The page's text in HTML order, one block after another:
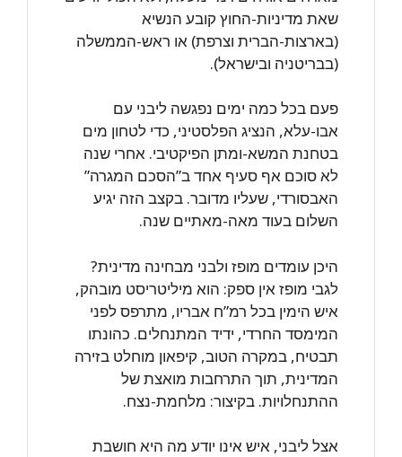
שאת מדיניות-החוץ קובע הנשיא
(בארצות-הברית וצרפת) או ראש-הממשלה
(בבריטניה ובישראל).
פעם בכל כמה ימים נפגשה ליבני עם
אבו-עלא, הנציג הפלסטיני, כדי לטחון מים
בטחנת המשא-ומתן הפיקטיבי. אחרי שנה
לא סוכם אף סעיף אחד ב”הסכם המגרה”
האבסורדי, שעליו מדובר. בקצב הזה יגיע
השלום בעוד מאה-מאתיים שנה.
היכן עומדים מופז ולבני מבחינה מדינית?
לגבי מופז אין ספק: הוא מיליטריסט מובהק,
איש הימין בכל רמ”ח אבריו, מתרפס לפני
המימסד החרדי, ידיד המתנחלים. כהונתו
תבטיח, במקרה הטוב, קיפאון מוחלט בזירה
המדינית, תוך התרחבות מואצת של
ההתנחלויות. בקיצור: מלחמת-נצח.
אצל ליבני, איש אינו יודע מה היא חושבת